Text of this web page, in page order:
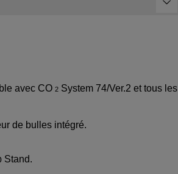
avec CO 2 System 74/Ver.2 et tous les
de bulles intégré.
Stand.